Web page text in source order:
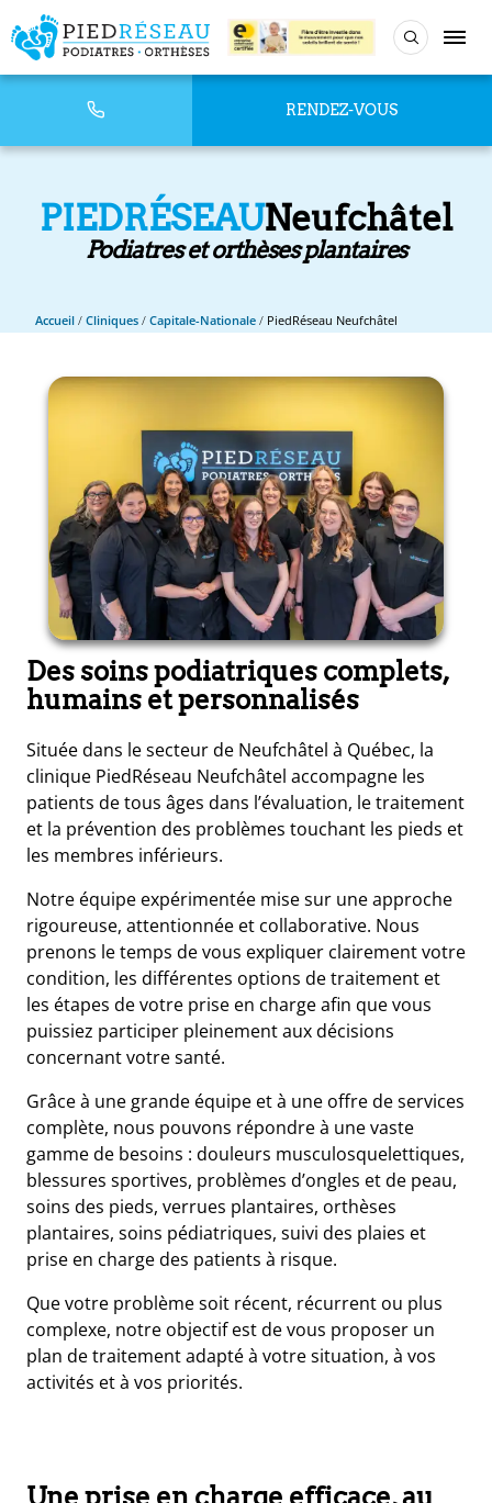
RENDEZ-VOUS
PIEDRÉSEAUNeufchâtel
Podiatres et orthèses plantaires
Accueil / Cliniques / Capitale-Nationale / PiedRéseau Neufchâtel
Des soins podiatriques complets,
humains et personnalisés
Située dans le secteur de Neufchâtel à Québec, la
clinique PiedRéseau Neufchâtel accompagne les
patients de tous âges dans l’évaluation, le traitement
et la prévention des problèmes touchant les pieds et
les membres inférieurs.
Notre équipe expérimentée mise sur une approche
rigoureuse, attentionnée et collaborative. Nous
prenons le temps de vous expliquer clairement votre
condition, les différentes options de traitement et
les étapes de votre prise en charge afin que vous
puissiez participer pleinement aux décisions
concernant votre santé.
Grâce à une grande équipe et à une offre de services
complète, nous pouvons répondre à une vaste
gamme de besoins : douleurs musculosquelettiques,
blessures sportives, problèmes d’ongles et de peau,
soins des pieds, verrues plantaires, orthèses
plantaires, soins pédiatriques, suivi des plaies et
prise en charge des patients à risque.
Que votre problème soit récent, récurrent ou plus
complexe, notre objectif est de vous proposer un
plan de traitement adapté à votre situation, à vos
activités et à vos priorités.